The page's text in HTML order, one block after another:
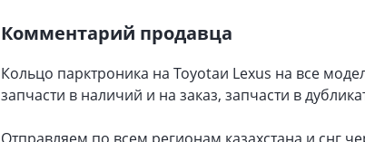
Комментарий продавца
Кольцо парктроника на Toyotaи Lexus на все
запчасти в наличий и на заказ, запчасти в